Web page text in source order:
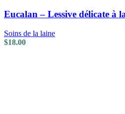
Eucalan – Lessive délicate à
Soins de la laine
$18.00